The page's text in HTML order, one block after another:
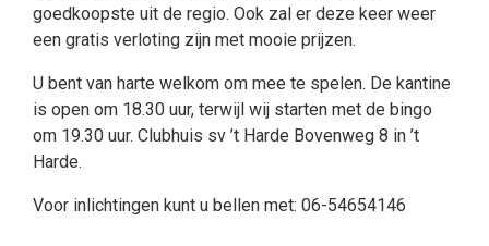
goedkoopste uit de regio. Ook zal er deze keer weer
een gratis verloting zijn met mooie prijzen.
U bent van harte welkom om mee te spelen. De kantine
is open om 18.30 uur, terwijl wij starten met de bingo
om 19.30 uur. Clubhuis sv ’t Harde Bovenweg 8 in ’t
Harde.
Voor inlichtingen kunt u bellen met: 06-54654146